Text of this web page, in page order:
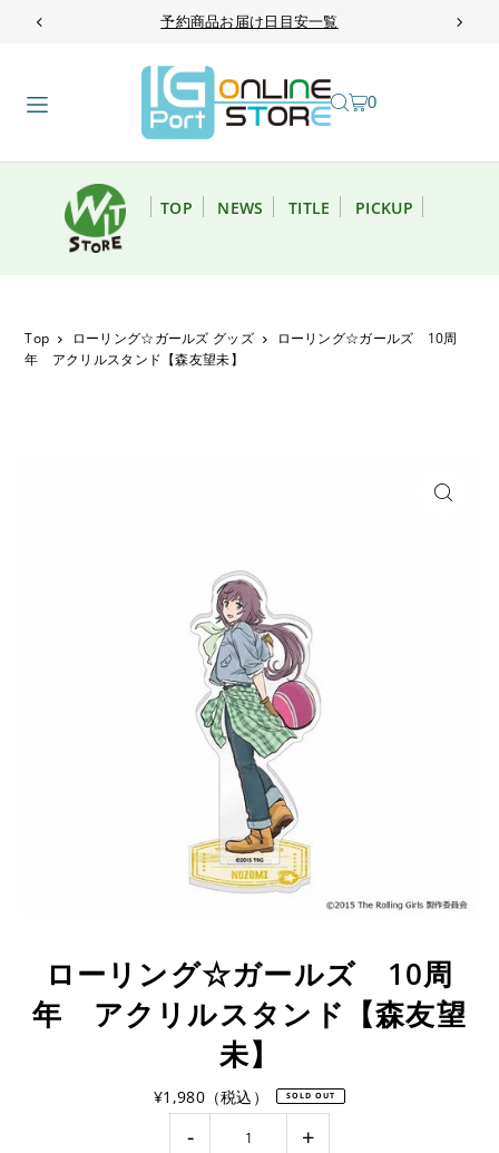
TRANSLATION MISSING: JA.ACCESSIBILITY.SKIP_TO_TEXT
予約商品お届け日目安一覧
0
TOP NEWS TITLE PICKUP
Top ローリング☆ガールズ グッズ
ローリング☆ガールズ 10周
年 アクリルスタンド【森友望未】
ローリング☆ガールズ 10周
年 アクリルスタンド【森友望
未】
¥1,980（税込） SOLD OUT
- +